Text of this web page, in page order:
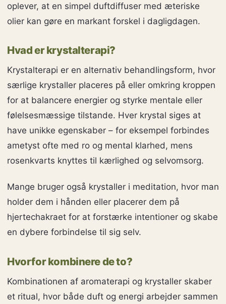
oplever, at en simpel duftdiffuser med æteriske
olier kan gøre en markant forskel i dagligdagen.
Hvad er krystalterapi?
Krystalterapi er en alternativ behandlingsform, hvor
særlige krystaller placeres på eller omkring kroppen
for at balancere energier og styrke mentale eller
følelsesmæssige tilstande. Hver krystal siges at
have unikke egenskaber – for eksempel forbindes
ametyst ofte med ro og mental klarhed, mens
rosenkvarts knyttes til kærlighed og selvomsorg.
Mange bruger også krystaller i meditation, hvor man
holder dem i hånden eller placerer dem på
hjertechakraet for at forstærke intentioner og skabe
en dybere forbindelse til sig selv.
Hvorfor kombinere de to?
Kombinationen af aromaterapi og krystaller skaber
et ritual, hvor både duft og energi arbejder sammen